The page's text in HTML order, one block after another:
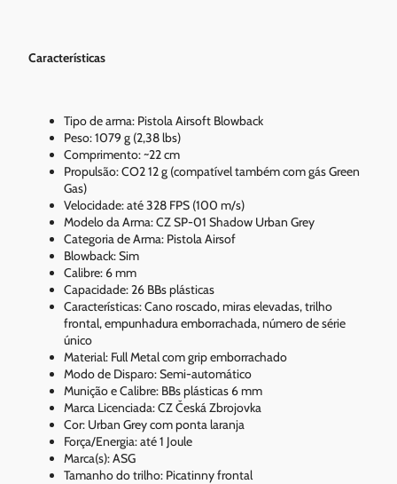
Características
Tipo de arma: Pistola Airsoft Blowback
Peso: 1079 g (2,38 lbs)
Comprimento: ~22 cm
Propulsão: CO2 12 g (compatível também com gás Green
Gas)
Velocidade: até 328 FPS (100 m/s)
Modelo da Arma: CZ SP-01 Shadow Urban Grey
Categoria de Arma: Pistola Airsof
Blowback: Sim
Calibre: 6 mm
Capacidade: 26 BBs plásticas
Características: Cano roscado, miras elevadas, trilho
frontal, empunhadura emborrachada, número de série
único
Material: Full Metal com grip emborrachado
Modo de Disparo: Semi-automático
Munição e Calibre: BBs plásticas 6 mm
Marca Licenciada: CZ Česká Zbrojovka
Cor: Urban Grey com ponta laranja
Força/Energia: até 1 Joule
Marca(s): ASG
Tamanho do trilho: Picatinny frontal